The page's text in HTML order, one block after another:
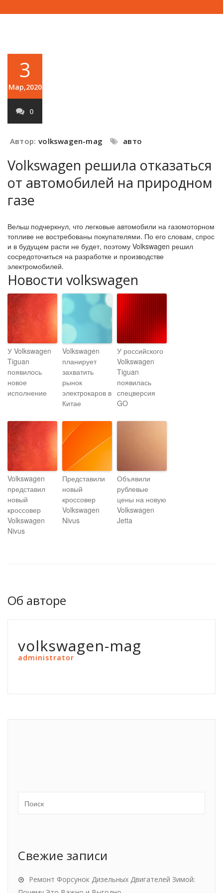
3
Мар,2020
0
Автор: volkswagen-mag авто
Volkswagen решила отказаться
от автомобилей на природном
газе
Вельш подчеркнул, что легковые автомобили на газомоторном
топливе не востребованы покупателями. По его словам, спрос
и в будущем расти не будет, поэтому Volkswagen решил
сосредоточиться на разработке и производстве
электромобилей.
Новости volkswagen
У Volkswagen
Tiguan
появилось
новое
исполнение
Volkswagen
планирует
захватить
рынок
электрокаров в
Китае
У российского
Volkswagen
Tiguan
появилась
спецверсия
GO
Volkswagen
представил
новый
кроссовер
Volkswagen
Nivus
Представили
новый
кроссовер
Volkswagen
Nivus
Объявили
рублевые
цены на новую
Volkswagen
Jetta
Об авторе
volkswagen-mag
administrator
Свежие записи
Ремонт Форсунок Дизельных Двигателей Зимой: